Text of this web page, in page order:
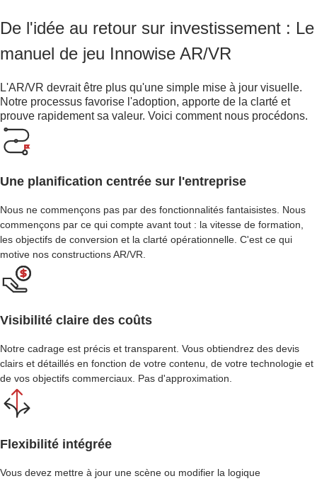
De l'idée au retour sur investissement : Le
manuel de jeu Innowise AR/VR
L'AR/VR devrait être plus qu'une simple mise à jour visuelle.
Notre processus favorise l'adoption, apporte de la clarté et
prouve rapidement sa valeur. Voici comment nous procédons.
Une planification centrée sur l'entreprise
Nous ne commençons pas par des fonctionnalités fantaisistes. Nous
commençons par ce qui compte avant tout : la vitesse de formation,
les objectifs de conversion et la clarté opérationnelle. C'est ce qui
motive nos constructions AR/VR.
Visibilité claire des coûts
Notre cadrage est précis et transparent. Vous obtiendrez des devis
clairs et détaillés en fonction de votre contenu, de votre technologie et
de vos objectifs commerciaux. Pas d'approximation.
Flexibilité intégrée
Vous devez mettre à jour une scène ou modifier la logique